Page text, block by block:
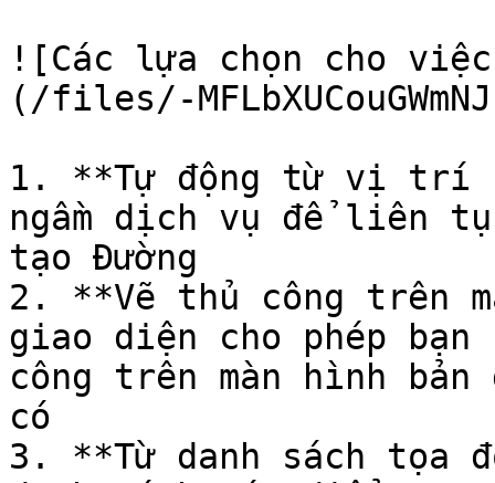
![Các lựa chọn cho
(/files/-
1. **Tự động từ vị trí
ngầm dịch vụ để liên
tạo Đường
2. **Vẽ thủ công trên
giao diện cho phép bạn
công trên màn hình
có
3. **Từ danh sách tọa